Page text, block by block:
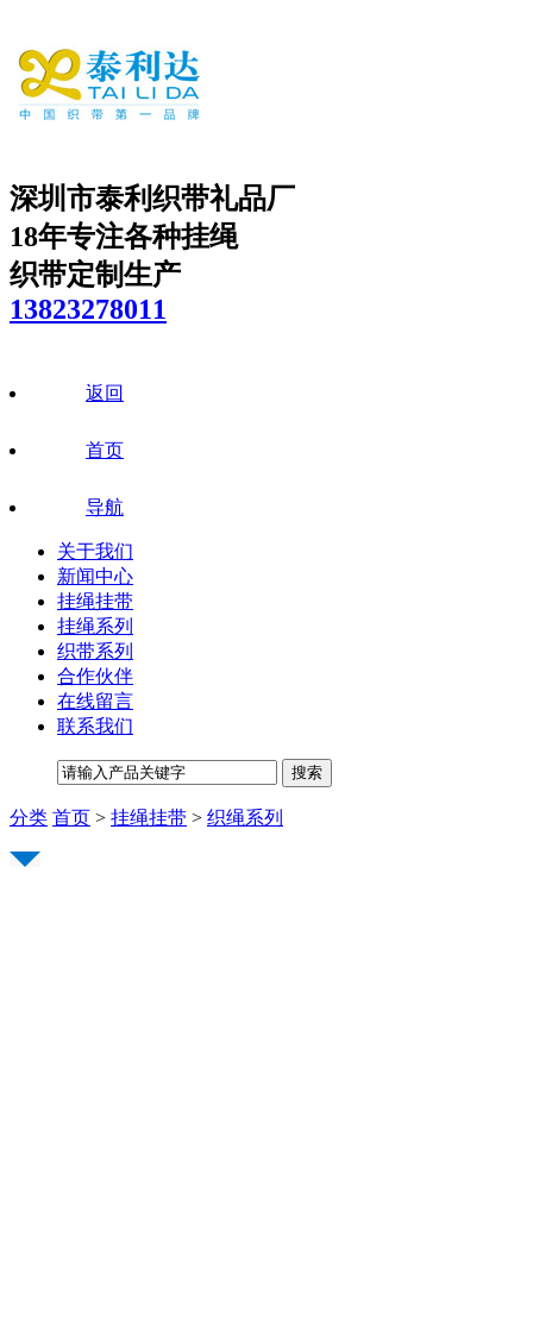
深圳市泰利织带礼品厂
18年专注各种挂绳
织带定制生产
13823278011
返回
首页
导航
关于我们
新闻中心
挂绳挂带
挂绳系列
织带系列
合作伙伴
在线留言
联系我们
分类 首页 > 挂绳挂带 > 织绳系列